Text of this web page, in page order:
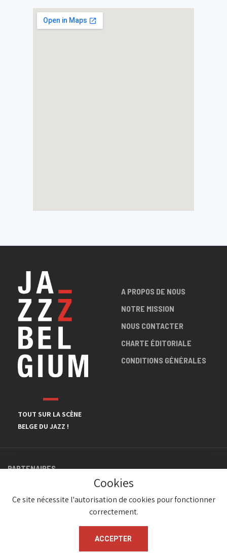
TOUT SUR LA SCÈNE
BELGE DU JAZZ !
A PROPOS DE NOUS
NOTRE MISSION
NOUS CONTACTER
CHARTE ÉDITORIALE
CONDITIONS GÉNÉRALES
PARTENAIRES
© JazzInBelgium 2026 ( Version 1.1.2)
Cookies
Ce site nécessite l'autorisation de cookies pour fonctionner
correctement.
ACCEPTER